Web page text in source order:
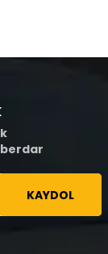
KAYDOL